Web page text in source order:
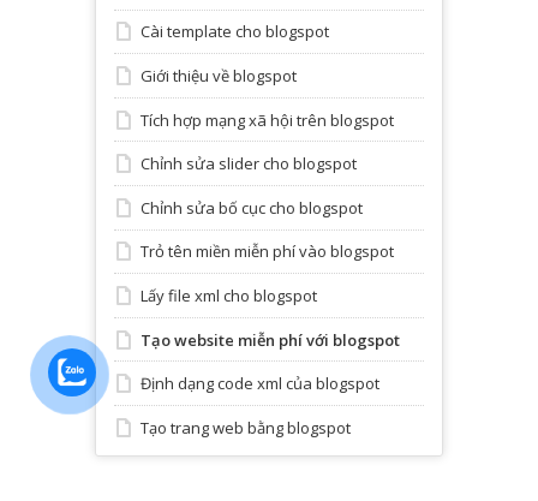
Cài template cho blogspot
Giới thiệu về blogspot
Tích hợp mạng xã hội trên blogspot
Chỉnh sửa slider cho blogspot
Chỉnh sửa bố cục cho blogspot
Trỏ tên miền miễn phí vào blogspot
Lấy file xml cho blogspot
Tạo website miễn phí với blogspot
Định dạng code xml của blogspot
Tạo trang web bằng blogspot